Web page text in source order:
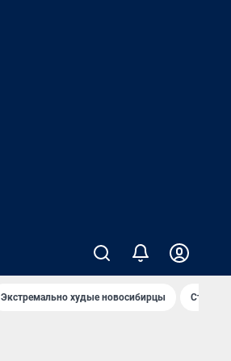
Экстремально худые новосибирцы Старт